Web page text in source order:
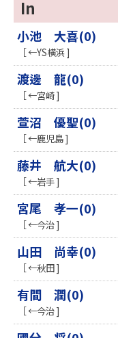
In
小池 大喜(0)
［ ←YS横浜 ]
渡邊 龍(0)
［ ←宮崎 ]
萱沼 優聖(0)
［ ←鹿児島 ]
藤井 航大(0)
［ ←岩手 ]
宮尾 孝一(0)
［ ←今治 ]
山田 尚幸(0)
［ ←秋田 ]
有間 潤(0)
［ ←今治 ]